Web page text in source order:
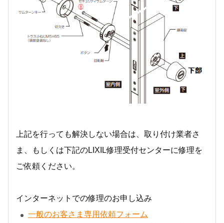
上記を行っても解決しない場合は、取り付け業者さ
ま、もしくは下記のLIXIL修理受付センターに修理を
ご依頼ください。
インターネットでの修理のお申し込み
一般のお客さま専用依頼フォーム